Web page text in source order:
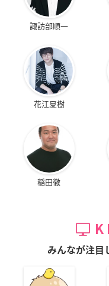
諏訪部順一
花江夏樹
稲田徹
みんなが注目